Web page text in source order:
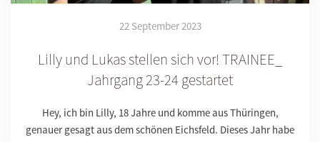
22 September 2023
Lilly und Lukas stellen sich vor! TRAINEE_
Jahrgang 23-24 gestartet
Hey, ich bin Lilly, 18 Jahre und komme aus Thüringen,
genauer gesagt aus dem schönen Eichsfeld. Dieses Jahr habe